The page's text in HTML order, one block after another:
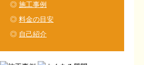
◎ 施工事例
◎ 料金の目安
◎ 自己紹介